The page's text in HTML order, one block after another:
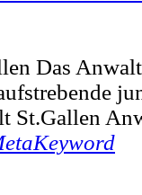
Das
St.Gallen